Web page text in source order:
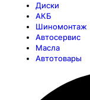
Диски
АКБ
Шиномонтаж
Автосервис
Масла
Автотовары